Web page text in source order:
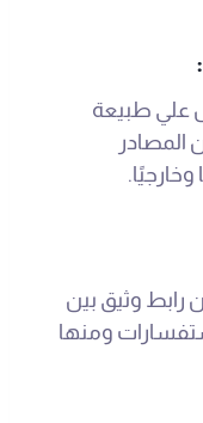
علي طبيعة
المصادر
رابط وثيق بين
ومنها